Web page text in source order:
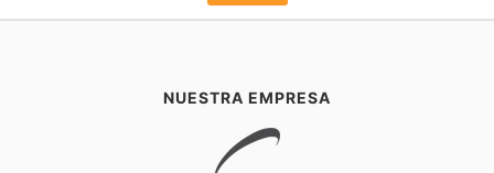
NUESTRA EMPRESA